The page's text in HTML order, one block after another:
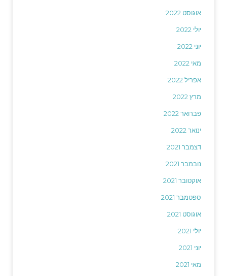
אוגוסט 2022
יולי 2022
יוני 2022
מאי 2022
אפריל 2022
מרץ 2022
פברואר 2022
ינואר 2022
דצמבר 2021
נובמבר 2021
אוקטובר 2021
ספטמבר 2021
אוגוסט 2021
יולי 2021
יוני 2021
מאי 2021